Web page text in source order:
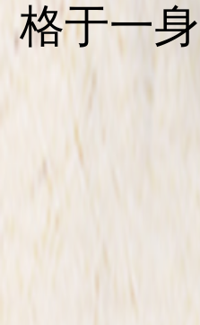
格于一